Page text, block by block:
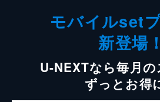
モバイルset
新登場！
U-NEXTなら毎月
ずっとお得